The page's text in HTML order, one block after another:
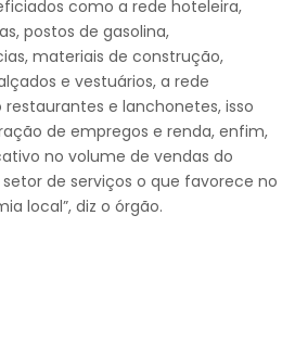
como a rede hoteleira,
postos de gasolina,
materiais de construção,
e vestuários, a rede
e lanchonetes, isso
de empregos e renda, enfim,
no volume de vendas do
de serviços o que favorece no
local”, diz o órgão.